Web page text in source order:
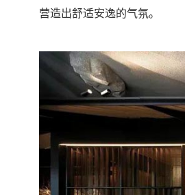
营造出舒适安逸的气氛。